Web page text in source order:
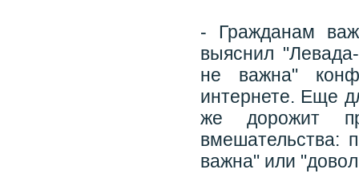
- Гражданам
выяснил
не важна"
интернете. Еще
же дорожит
вмешательства:
важна" или